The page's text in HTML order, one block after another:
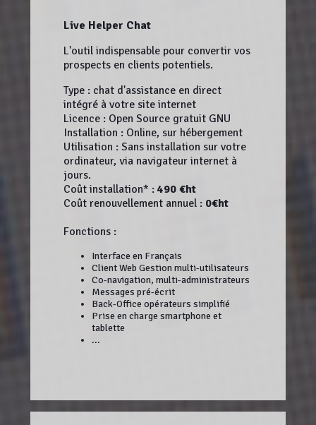
Live Helper Chat
L'outil indispensable pour convertir vos
prospects en clients potentiels.
Type : chat d'assistance en direct
intégré à votre site internet
Licence : Open Source gratuit GNU
Installation : Online, sur hébergement
Utilisation : Sans installation sur votre
ordinateur, via navigateur internet à
jours.
Coût installation* : 490 €ht
Coût renouvellement annuel : 0€ht
Fonctions :
Interface en Français
Client Web Gestion multi-utilisateurs
Co-navigation, multi-administrateurs
Messages pré-écrit
Back-Office opérateurs simplifié
Prise en charge smartphone et
tablette
...